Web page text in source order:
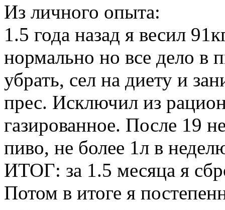
Из личного опыта:
1.5 года назад я весил
нормально но все дело в
убрать, сел на диету и
прес. Исключил из
газированное. После 19
пиво, не более 1л в
ИТОГ: за 1.5 месяца я
Потом в итоге я